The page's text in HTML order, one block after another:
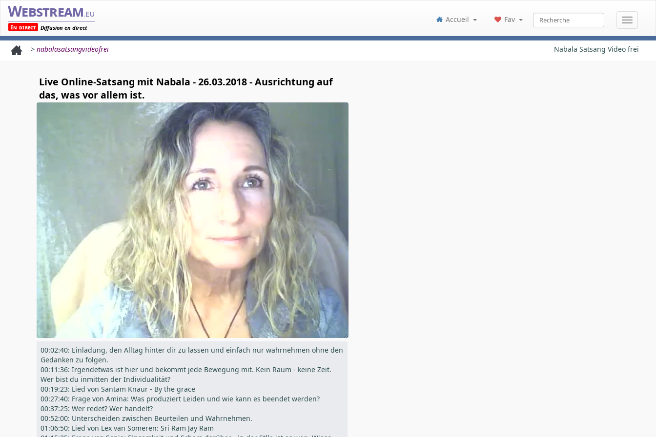
Webstream.eu
En direct Diffusion en direct
Accueil Fav
> nabalasatsangvideofrei Nabala Satsang Video frei
Live Online-Satsang mit Nabala - 26.03.2018 - Ausrichtung auf
das, was vor allem ist.
00:02:40: Einladung, den Alltag hinter dir zu lassen und einfach nur wahrnehmen ohne den
Gedanken zu folgen.
00:11:36: Irgendetwas ist hier und bekommt jede Bewegung mit. Kein Raum - keine Zeit.
Wer bist du inmitten der Individualität?
00:19:23: Lied von Santam Knaur - By the grace
00:27:40: Frage von Amina: Was produziert Leiden und wie kann es beendet werden?
00:37:25: Wer redet? Wer handelt?
00:52:00: Unterscheiden zwischen Beurteilen und Wahrnehmen.
01:06:50: Lied von Lex van Someren: Sri Ram Jay Ram